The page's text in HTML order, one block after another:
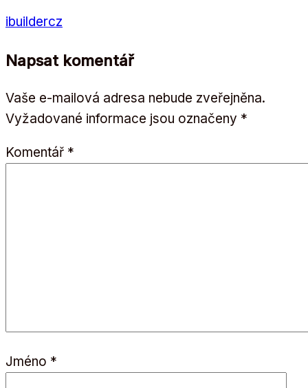
ibuildercz
Napsat komentář
Vaše e-mailová adresa nebude zveřejněna.
Vyžadované informace jsou označeny *
Komentář *
Jméno *